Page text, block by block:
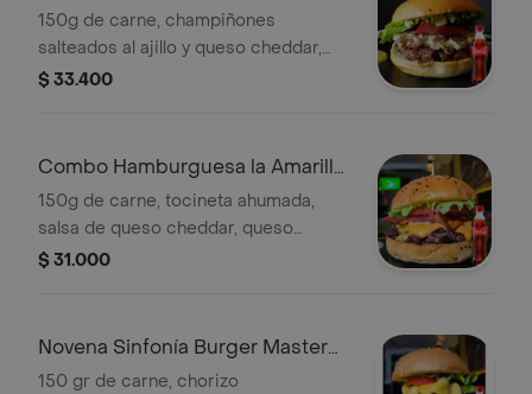
+Cocacola Orig 400ml
150g de carne, champiñones
salteados al ajillo y queso cheddar,
tocineta ahumada, vegetales y pan
$ 33.400
Combo Hamburguesa la Amarilla
+Cocacola Orig 400ml
150g de carne, tocineta ahumada,
salsa de queso cheddar, queso
cheddar tajado, vegetales y pan
$ 31.000
Novena Sinfonía Burger Master
2023 +CocaCola Org 400ml
150 gr de carne, chorizo